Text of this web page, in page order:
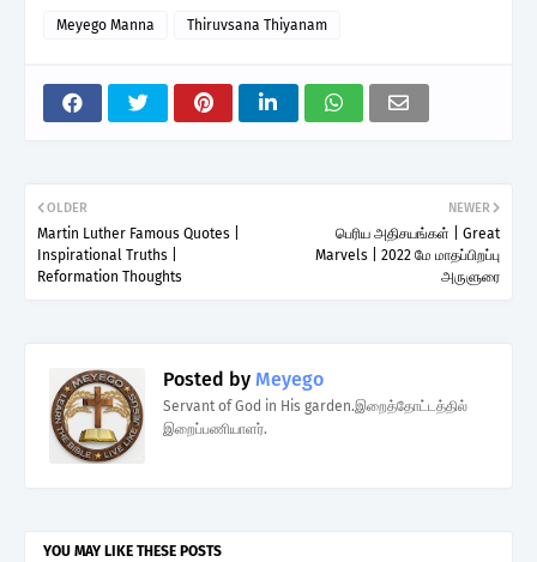
Meyego Manna Thiruvsana Thiyanam
NEWER
பெரிய அதிசயங்கள் | Great
Marvels | 2022 மே மாதப்பிறப்பு
அருளுரை
OLDER
Martin Luther Famous Quotes |
Inspirational Truths |
Reformation Thoughts
Posted by Meyego
Servant of God in His garden.இறைத்தோட்டத்தில்
இறைப்பணியாளர்.
YOU MAY LIKE THESE POSTS